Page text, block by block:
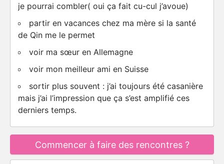
je pourrai combler( oui ça fait cu-cul j’avoue)
partir en vacances chez ma mère si la santé
de Qin me le permet
voir ma sœur en Allemagne
voir mon meilleur ami en Suisse
sortir plus souvent : j’ai toujours été casanière
mais j’ai l’impression que ça s’est amplifié ces
derniers temps.
Commencer à faire des rencontres ?